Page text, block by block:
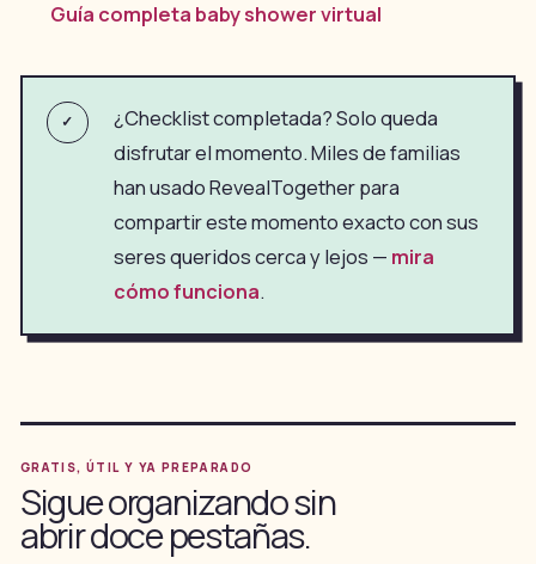
Guía completa baby shower virtual
✓
¿Checklist completada? Solo queda
disfrutar el momento. Miles de familias
han usado RevealTogether para
compartir este momento exacto con sus
seres queridos cerca y lejos — mira
cómo funciona.
GRATIS, ÚTIL Y YA PREPARADO
Sigue organizando sin
abrir doce pestañas.